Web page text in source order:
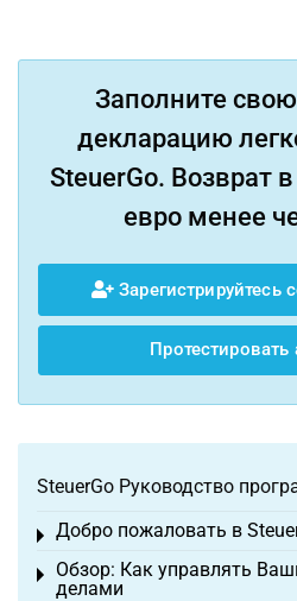
Заполните
декларацию
SteuerGo. Возврат
евро менее
Зарегистрируйтесь
SteuerGo Руководство
Добро пожаловать в
Toggle menu
Обзор: Как управлять
делами
Toggle menu